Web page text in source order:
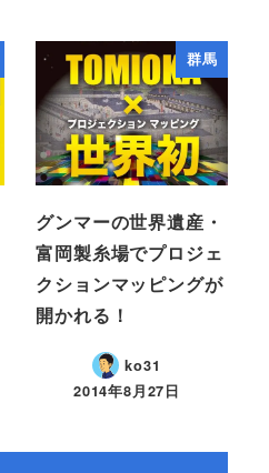
群馬
グンマーの世界遺産・
富岡製糸場でプロジェ
クションマッピングが
開かれる！
ko31
2014年8月27日